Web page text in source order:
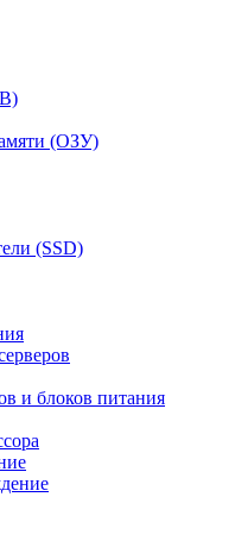
(ОЗУ)
(SSD)
и блоков питания